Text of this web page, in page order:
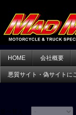
HOME 会社概要
悪質サイト・偽サイトに